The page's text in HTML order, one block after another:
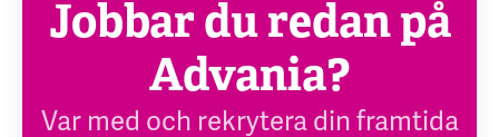
Jobbar du redan på
Advania?
Var med och rekrytera din framtida